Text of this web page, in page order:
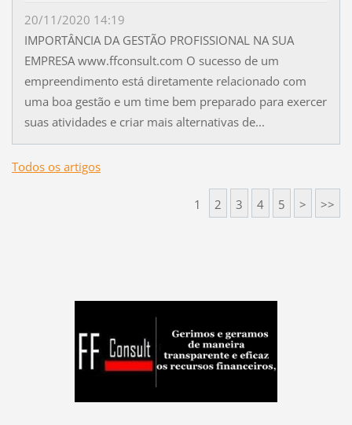
20/11/2020 14:19
IMPORTÂNCIA DA GESTÃO PROFISSIONAL NA SUA
EMPRESA www.ffconsult.com O sucesso de um
empreendimento está diretamente relacionado com
uma boa gestão e um time bem preparado para exercer
suas atividades e criar mais alternativas de...
Todos os artigos
1 2 3 4 5 > >>